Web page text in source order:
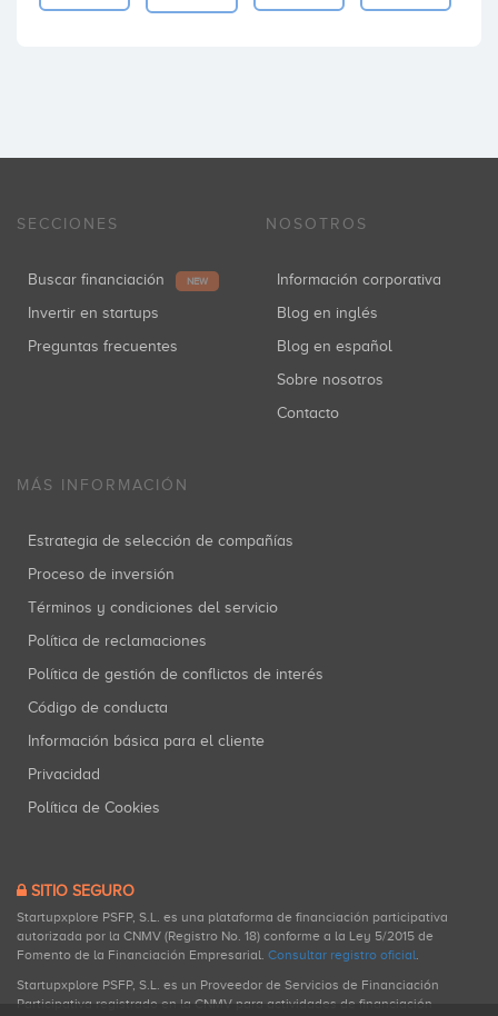
SECCIONES
Buscar financiación NEW
Invertir en startups
Preguntas frecuentes
NOSOTROS
Información corporativa
Blog en inglés
Blog en español
Sobre nosotros
Contacto
MÁS INFORMACIÓN
Estrategia de selección de compañías
Proceso de inversión
Términos y condiciones del servicio
Política de reclamaciones
Política de gestión de conflictos de interés
Código de conducta
Información básica para el cliente
Privacidad
Política de Cookies
SITIO SEGURO
Startupxplore PSFP, S.L. es una plataforma de financiación participativa
autorizada por la CNMV (Registro No. 18) conforme a la Ley 5/2015 de
Fomento de la Financiación Empresarial. Consultar registro oficial.
Startupxplore PSFP, S.L. es un Proveedor de Servicios de Financiación
Participativa registrado en la CNMV para actividades de financiación